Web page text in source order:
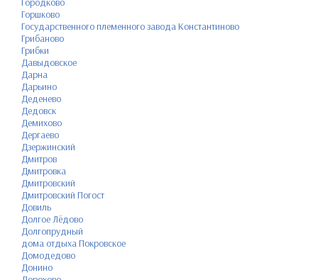
Горшково
Государственного племенного завода Константиново
Грибаново
Грибки
Давыдовское
Дарна
Дарьино
Деденево
Дедовск
Демихово
Дергаево
Дзержинский
Дмитров
Дмитровка
Дмитровский
Дмитровский Погост
Довиль
Долгое Лёдово
Долгопрудный
дома отдыха Покровское
Домодедово
Донино